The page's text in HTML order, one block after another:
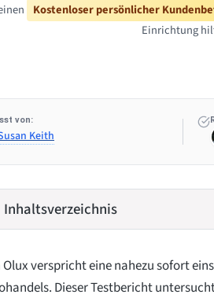
Kostenloser persönlicher
Einrichtung
von:
Keith
Inhaltsverzeichnis
verspricht eine nahezu sofort
Dieser Testbericht